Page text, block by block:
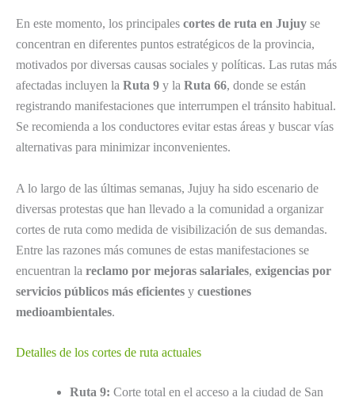
En este momento, los principales cortes de ruta en Jujuy se
concentran en diferentes puntos estratégicos de la provincia,
motivados por diversas causas sociales y políticas. Las rutas más
afectadas incluyen la Ruta 9 y la Ruta 66, donde se están
registrando manifestaciones que interrumpen el tránsito habitual.
Se recomienda a los conductores evitar estas áreas y buscar vías
alternativas para minimizar inconvenientes.
A lo largo de las últimas semanas, Jujuy ha sido escenario de
diversas protestas que han llevado a la comunidad a organizar
cortes de ruta como medida de visibilización de sus demandas.
Entre las razones más comunes de estas manifestaciones se
encuentran la reclamo por mejoras salariales, exigencias por
servicios públicos más eficientes y cuestiones
medioambientales.
Detalles de los cortes de ruta actuales
Ruta 9: Corte total en el acceso a la ciudad de San